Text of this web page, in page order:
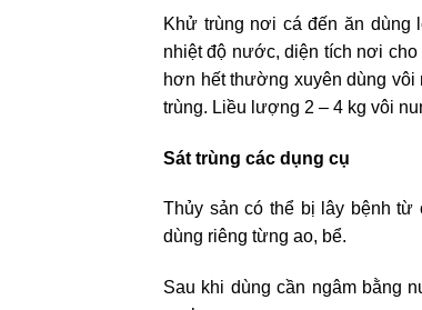
Khử trùng nơi cá đến ăn dùng
nhiệt độ nước, diện tích nơi
hơn hết thường xuyên dùng vôi
trùng. Liều lượng 2 – 4 kg vôi
Sát trùng các dụng cụ
Thủy sản có thể bị lây bệnh từ
dùng riêng từng ao, bể.
Sau khi dùng cần ngâm bằng